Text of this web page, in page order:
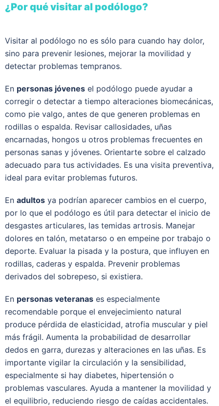
¿Por qué visitar al podólogo?
Visitar al podólogo no es sólo para cuando hay dolor,
sino para prevenir lesiones, mejorar la movilidad y
detectar problemas tempranos.
En personas jóvenes el podólogo puede ayudar a
corregir o detectar a tiempo alteraciones biomecánicas,
como pie valgo, antes de que generen problemas en
rodillas o espalda. Revisar callosidades, uñas
encarnadas, hongos u otros problemas frecuentes en
personas sanas y jóvenes. Orientarte sobre el calzado
adecuado para tus actividades. Es una visita preventiva,
ideal para evitar problemas futuros.
En adultos ya podrían aparecer cambios en el cuerpo,
por lo que el podólogo es útil para detectar el inicio de
desgastes articulares, las temidas artrosis. Manejar
dolores en talón, metatarso o en empeine por trabajo o
deporte. Evaluar la pisada y la postura, que influyen en
rodillas, caderas y espalda. Prevenir problemas
derivados del sobrepeso, si existiera.
En personas veteranas es especialmente
recomendable porque el envejecimiento natural
produce pérdida de elasticidad, atrofia muscular y piel
más frágil. Aumenta la probabilidad de desarrollar
dedos en garra, durezas y alteraciones en las uñas. Es
importante vigilar la circulación y la sensibilidad,
especialmente si hay diabetes, hipertensión o
problemas vasculares. Ayuda a mantener la movilidad y
el equilibrio, reduciendo riesgo de caídas accidentales.